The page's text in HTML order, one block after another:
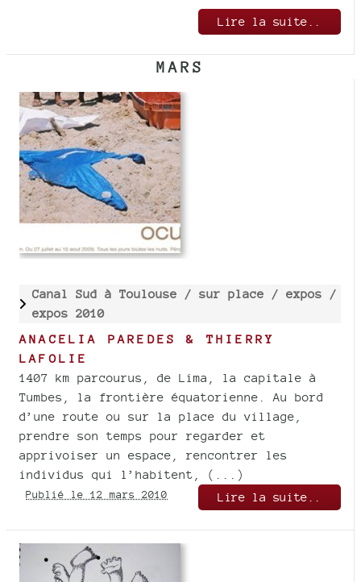
Lire la suite..
MARS
Canal Sud à Toulouse / sur place / expos /
expos 2010
ANACELIA PAREDES & THIERRY
LAFOLIE
1407 km parcourus, de Lima, la capitale à
Tumbes, la frontière équatorienne. Au bord
d’une route ou sur la place du village,
prendre son temps pour regarder et
apprivoiser un espace, rencontrer les
individus qui l’habitent, (...)
Publié le 12 mars 2010 Lire la suite..